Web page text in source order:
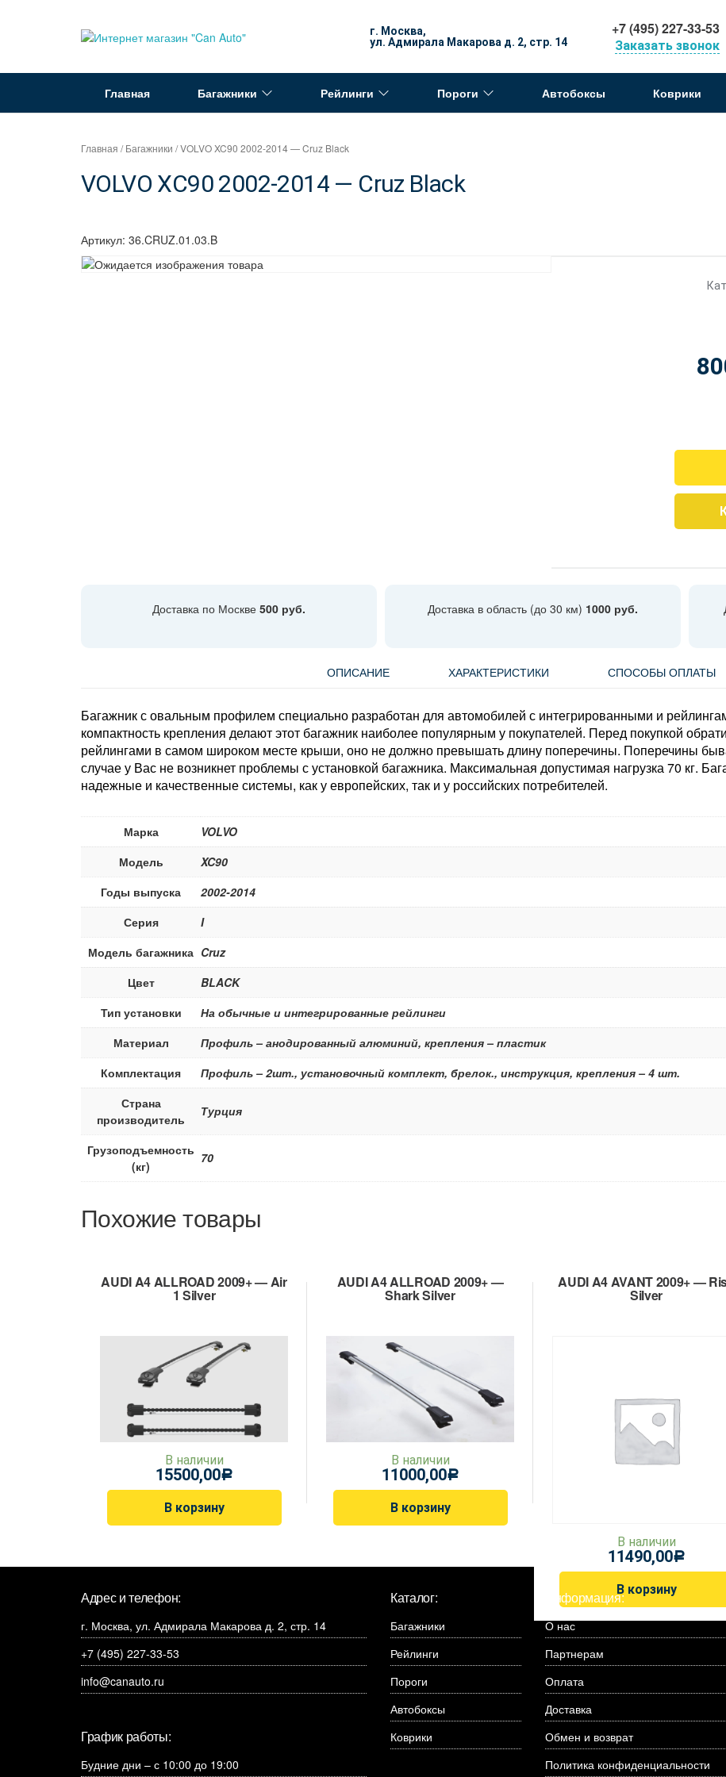
магазин
"Can
Auto"
г. Москва,
ул. Адмирала Макарова д. 2, стр. 14
+7 (495) 227-33-53
Заказать звонок
Главная Багажники Рейлинги Пороги Автобоксы Коврики
Главная /Багажники / VOLVO XC90 2002-2014 — Cruz Black
VOLVO XC90 2002-2014 — Cruz Black
Артикул: 36.CRUZ.01.03.B
Доставка по Москве 500 руб. Доставка в область (до 30 км) 1000 руб.
ОПИСАНИЕ ХАРАКТЕРИСТИКИ СПОСОБЫ ОПЛАТЫ
Багажник с овальным профилем специально разработан для автомобилей с интегрированными и
компактность крепления делают этот багажник наиболее популярным у покупателей. Перед покупкой
рейлингами в самом широком месте крыши, оно не должно превышать длину поперечины. Поперечины
случае у Вас не возникнет проблемы с установкой багажника. Максимальная допустимая нагрузка 70 кг.
надежные и качественные системы, как у европейских, так и у российских потребителей.
Марка
VOLVO
Модель
XC90
Годы выпуска
2002-2014
Серия
I
Модель багажника Cruz
Цвет
BLACK
Тип установки
На обычные и интегрированные рейлинги
Материал
Профиль – анодированный алюминий, крепления – пластик
Комплектация
Профиль – 2шт., установочный комплект, брелок., инструкция, крепления – 4 шт.
Страна
производитель
Турция
Грузоподъемность
(кг)
70
Похожие товары
AUDI A4 ALLROAD 2009+ — Air
1 Silver
В наличии
15500,00Р
В корзину
AUDI A4 ALLROAD 2009+ —
Shark Silver
В наличии
11000,00Р
В корзину
AUDI A4 AVANT 2009+ —
Silver
В наличии
11490,00Р
В корзину
Адрес и телефон:
г. Москва, ул. Адмирала Макарова д. 2, стр. 14
+7 (495) 227-33-53
info@canauto.ru
График работы:
Будние дни – с 10:00 до 19:00
Каталог:
Багажники
Рейлинги
Пороги
Автобоксы
Коврики
Информация:
О нас
Партнерам
Оплата
Доставка
Обмен и возврат
Политика конфиденциальности